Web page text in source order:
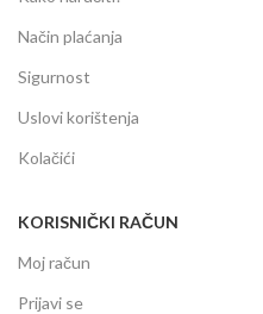
Način plaćanja
Sigurnost
Uslovi korištenja
Kolačići
KORISNIČKI RAČUN
Moj račun
Prijavi se